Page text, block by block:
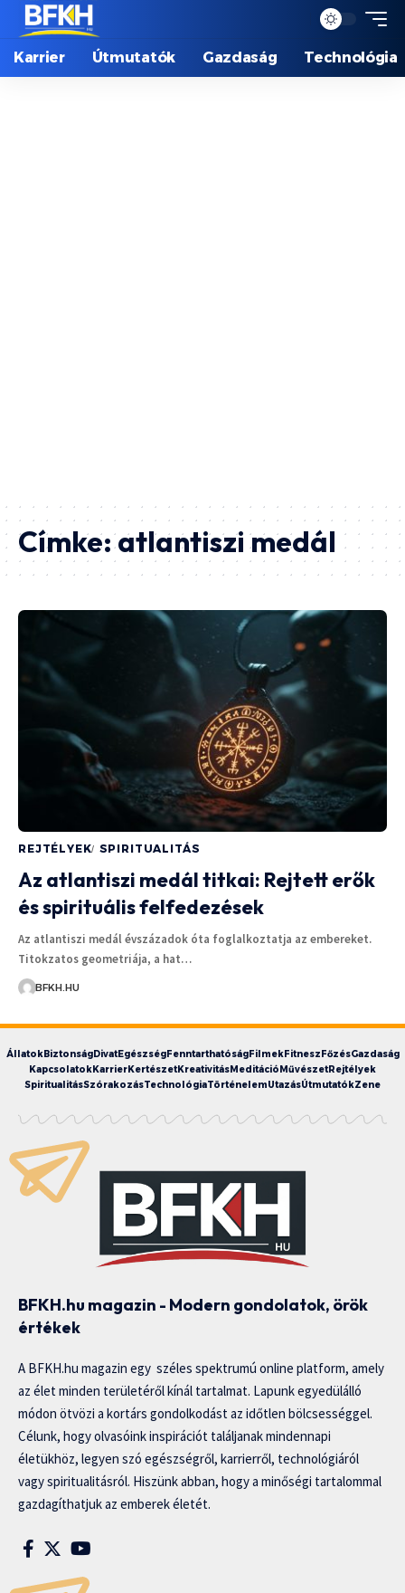
Karrier Útmutatók Gazdaság Technológia
Címke:atlantiszi medál
REJTÉLYEK SPIRITUALITÁS
Az atlantiszi medál titkai: Rejtett erők
és spirituális felfedezések
Az atlantiszi medál évszázadok óta foglalkoztatja az embereket.
Titokzatos geometriája, a hat…
BFKH.HU
ÁllatokBiztonságDivatEgészségFenntarthatóságFilmekFitneszFőzésGazdaság
KapcsolatokKarrierKertészetKreativitásMeditációMűvészetRejtélyek
SpiritualitásSzórakozásTechnológiaTörténelemUtazásÚtmutatókZene
BFKH.hu magazin - Modern gondolatok, örök
értékek
A BFKH.hu magazin egy széles spektrumú online platform, amely
az élet minden területéről kínál tartalmat. Lapunk egyedülálló
módon ötvözi a kortárs gondolkodást az időtlen bölcsességgel.
Célunk, hogy olvasóink inspirációt találjanak mindennapi
életükhöz, legyen szó egészségről, karrierről, technológiáról
vagy spiritualitásról. Hiszünk abban, hogy a minőségi tartalommal
gazdagíthatjuk az emberek életét.